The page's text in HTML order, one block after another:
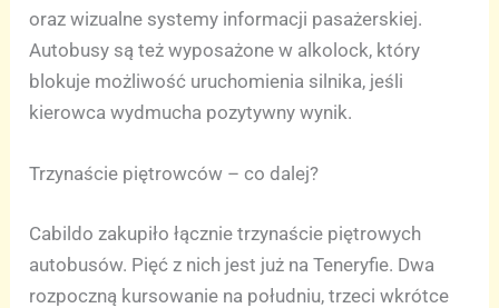
oraz wizualne systemy informacji pasażerskiej.
Autobusy są też wyposażone w alkolock, który
blokuje możliwość uruchomienia silnika, jeśli
kierowca wydmucha pozytywny wynik.
Trzynaście piętrowców – co dalej?
Cabildo zakupiło łącznie trzynaście piętrowych
autobusów. Pięć z nich jest już na Teneryfie. Dwa
rozpoczną kursowanie na południu, trzeci wkrótce